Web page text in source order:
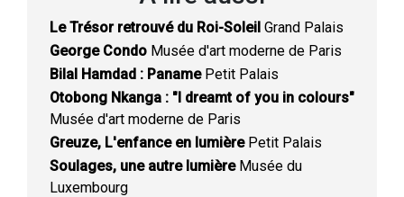
Le Trésor retrouvé du Roi-Soleil Grand Palais
George Condo Musée d'art moderne de Paris
Bilal Hamdad : PanamePetit Palais
Otobong Nkanga : "I dreamt of you in colours"
Musée d'art moderne de Paris
Greuze, L'enfance en lumièrePetit Palais
Soulages, une autre lumièreMusée du
Luxembourg